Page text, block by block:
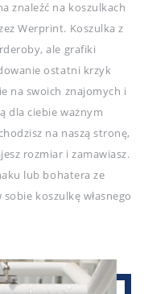
znaleźć na koszulkach
Werprint. Koszulka z
ale grafiki
ostatni krzyk
na swoich znajomych i
dla ciebie ważnym
na naszą stronę,
rozmiar i zamawiasz.
lub bohatera ze
koszulkę własnego